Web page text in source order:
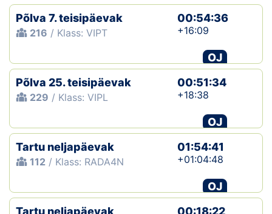
Koolitused
OTSI
Põlva 7. teisipäevak
216 / Klass: VIPT
00:54:36
+16:09
OJ
Põlva 25. teisipäevak
229 / Klass: VIPL
00:51:34
+18:38
OJ
Tartu neljapäevak
112 / Klass: RADA4N
01:54:41
+01:04:48
OJ
Tartu neljapäevak
00:18:22